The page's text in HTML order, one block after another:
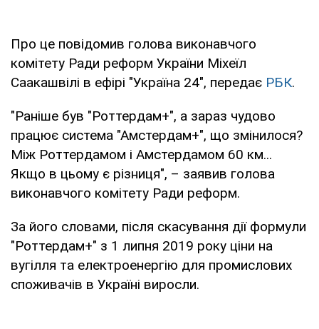
Про це повідомив голова виконавчого
комітету Ради реформ України Міхеїл
Саакашвілі в ефірі "Україна 24", передає РБК.
"Раніше був "Роттердам+", а зараз чудово
працює система "Амстердам+", що змінилося?
Між Роттердамом і Амстердамом 60 км...
Якщо в цьому є різниця", – заявив голова
виконавчого комітету Ради реформ.
За його словами, після скасування дії формули
"Роттердам+" з 1 липня 2019 року ціни на
вугілля та електроенергію для промислових
споживачів в Україні виросли.